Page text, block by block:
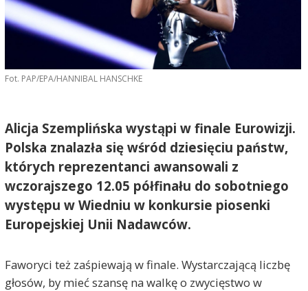
Fot. PAP/EPA/HANNIBAL HANSCHKE
Alicja Szemplińska wystąpi w finale Eurowizji.
Polska znalazła się wśród dziesięciu państw,
których reprezentanci awansowali z
wczorajszego 12.05 półfinału do sobotniego
występu w Wiedniu w konkursie piosenki
Europejskiej Unii Nadawców.
Faworyci też zaśpiewają w finale. Wystarczającą liczbę
głosów, by mieć szansę na walkę o zwycięstwo w